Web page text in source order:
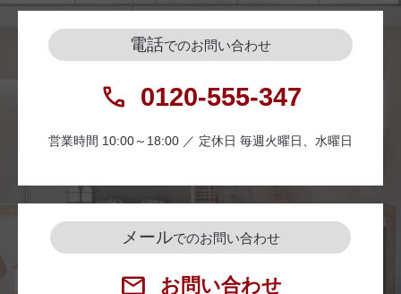
電話でのお問い合わせ
0120-555-347
営業時間 10:00～18:00 ／ 定休日 毎週火曜日、水曜日
メールでのお問い合わせ
お問い合わせ